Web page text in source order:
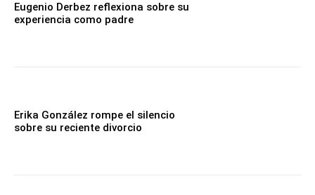
Eugenio Derbez reflexiona sobre su
experiencia como padre
Erika González rompe el silencio
sobre su reciente divorcio